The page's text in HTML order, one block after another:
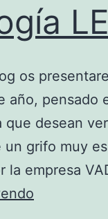
os
año, pensado
que desean
un grifo muy
la empresa